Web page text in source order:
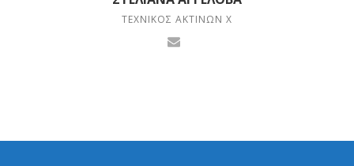
ΤΕΧΝΙΚΌΣ ΑΚΤΊΝΩΝ Χ